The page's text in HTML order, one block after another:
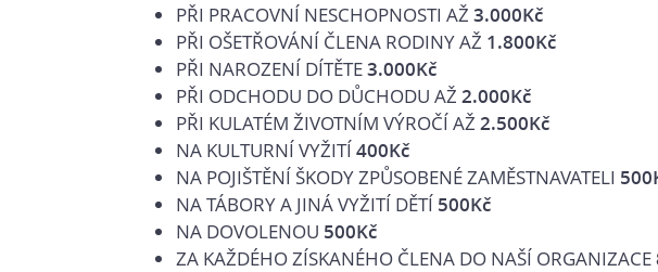
PŘI PRACOVNÍ NESCHOPNOSTI AŽ 3.000Kč
PŘI OŠETŘOVÁNÍ ČLENA RODINY AŽ 1.800Kč
PŘI NAROZENÍ DÍTĚTE3.000Kč
PŘI ODCHODU DO DŮCHODU AŽ 2.000Kč
PŘI KULATÉM ŽIVOTNÍM VÝROČÍ AŽ 2.500Kč
NA KULTURNÍ VYŽITÍ 400Kč
NA POJIŠTĚNÍ ŠKODY ZPŮSOBENÉ ZAMĚSTNAVATELI
NA TÁBORY A JINÁ VYŽITÍ DĚTÍ 500Kč
NA DOVOLENOU 500Kč
ZA KAŽDÉHO ZÍSKANÉHO ČLENA DO NAŠÍ ORGANIZACE